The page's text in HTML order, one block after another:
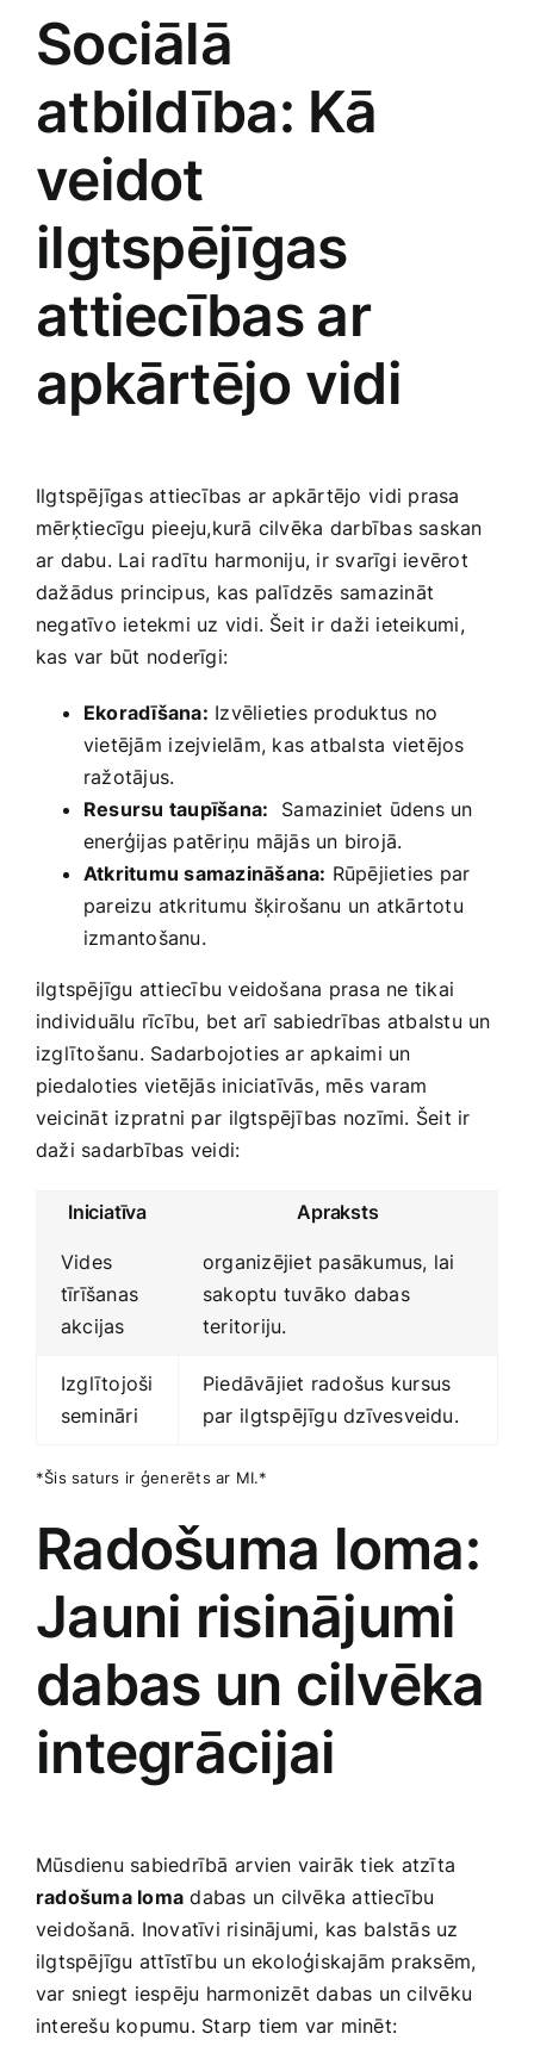
Sociālā
atbildība: Kā
veidot
ilgtspējīgas
attiecības⁣ ar
apkārtējo vidi
Ilgtspējīgas​ attiecības ar apkārtējo ⁢vidi prasa
mērķtiecīgu pieeju,kurā cilvēka ⁢darbības saskan
ar dabu. Lai radītu harmoniju, ir svarīgi ievērot
dažādus principus, kas ⁢palīdzēs samazināt
negatīvo ietekmi uz vidi. Šeit ir daži ieteikumi,‍
kas var būt noderīgi:
Ekoradīšana: Izvēlieties⁤ produktus no
vietējām ⁤izejvielām, kas ⁤atbalsta vietējos
ražotājus.
Resursu taupīšana: ⁣ Samaziniet ūdens un
enerģijas patēriņu mājās un birojā.
Atkritumu‌ samazināšana: Rūpējieties par
pareizu atkritumu ⁢šķirošanu un atkārtotu​
izmantošanu.
ilgtspējīgu attiecību veidošana prasa ne tikai
individuālu rīcību, ⁢bet arī sabiedrības atbalstu un
‌izglītošanu. Sadarbojoties ar apkaimi un
piedaloties vietējās iniciatīvās, ‍mēs varam
veicināt izpratni par⁣ ilgtspējības ⁢nozīmi. Šeit ir
daži sadarbības‌ veidi:
Iniciatīva Apraksts
Vides
tīrīšanas
‍akcijas
organizējiet pasākumus, lai‍
sakoptu tuvāko dabas
teritoriju.
Izglītojoši
semināri
Piedāvājiet radošus kursus
par ⁤ilgtspējīgu dzīvesveidu.
*Šis‍ saturs⁤ ir ģenerēts ar MI.*
Radošuma loma:‍
Jauni risinājumi ​
dabas un cilvēka
integrācijai
Mūsdienu sabiedrībā ⁣arvien vairāk tiek atzīta ​
radošuma loma ‍dabas ‌un cilvēka attiecību
veidošanā. ​Inovatīvi risinājumi, kas⁤ balstās uz
ilgtspējīgu attīstību un ekoloģiskajām praksēm,
var sniegt iespēju harmonizēt dabas un cilvēku
interešu kopumu. Starp tiem var minēt: